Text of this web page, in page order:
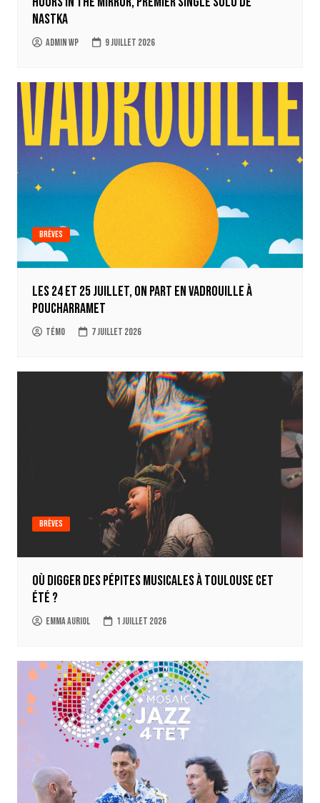
Nastka
Admin WP 9 juillet 2026
Brèves
Les 24 et 25 juillet, on part en Vadrouille à
Poucharramet
Témo 7 juillet 2026
Brèves
Où digger des pépites musicales à Toulouse cet
été ?
Emma Auriol 1 juillet 2026